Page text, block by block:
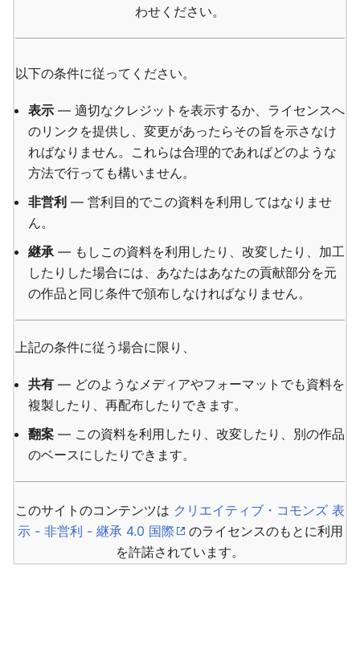
わせください。
以下の条件に従ってください。
表示 — 適切なクレジットを表示するか、ライセンスへ
のリンクを提供し、変更があったらその旨を示さなけ
ればなりません。これらは合理的であればどのような
方法で行っても構いません。
非営利 — 営利目的でこの資料を利用してはなりませ
ん。
継承— もしこの資料を利用したり、改変したり、加工
したりした場合には、あなたはあなたの貢献部分を元
の作品と同じ条件で頒布しなければなりません。
上記の条件に従う場合に限り、
共有 — どのようなメディアやフォーマットでも資料を
複製したり、再配布したりできます。
翻案 — この資料を利用したり、改変したり、別の作品
のベースにしたりできます。
このサイトのコンテンツは クリエイティブ・コモンズ 表
示 - 非営利 - 継承 4.0 国際
のライセンスのもとに利用
を許諾されています。